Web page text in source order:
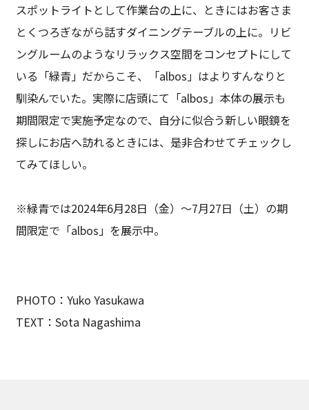
スポットライトとして作業台の上に、ときにはお客さま
とくつろぎながら話すダイニングテーブルの上に。リビ
ングルームのようなリラックス空間をコンセプトにして
いる「緑青」だからこそ、「albos」はよりすんなりと
馴染んでいた。実際に店頭にて「albos」本体の展示も
期間限定で実施予定なので、自分に似合う新しい眼鏡を
探しにお店へ訪れるときには、是非合わせてチェックし
てみてほしい。
※緑青では2024年6月28日（金）〜7月27日（土）の期
間限定で「albos」を展示中。
PHOTO：Yuko Yasukawa
TEXT：Sota Nagashima